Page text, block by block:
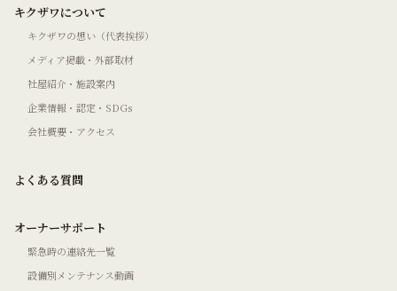
キクザワについて
キクザワの想い（代表挨拶）
メディア掲載・外部取材
社屋紹介・施設案内
企業情報・認定・SDGs
会社概要・アクセス
よくある質問
オーナーサポート
緊急時の連絡先一覧
設備別メンテナンス動画